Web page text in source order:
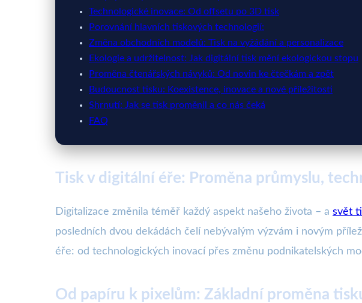
Technologické inovace: Od offsetu po 3D tisk
Porovnání hlavních tiskových technologií:
Změna obchodních modelů: Tisk na vyžádání a personalizace
Ekologie a udržitelnost: Jak digitální tisk mění ekologickou stopu
Proměna čtenářských návyků: Od novin ke čtečkám a zpět
Budoucnost tisku: Koexistence, inovace a nové příležitosti
Shrnutí: Jak se tisk proměnil a co nás čeká
FAQ
Tisk v digitální éře: Proměna průmyslu,
Digitalizace změnila téměř každý aspekt našeho života – a svět
posledních dvou dekádách čelí nebývalým výzvám i novým
éře: od technologických inovací přes změnu podnikatelských
Od papíru k pixelům: Základní proměna